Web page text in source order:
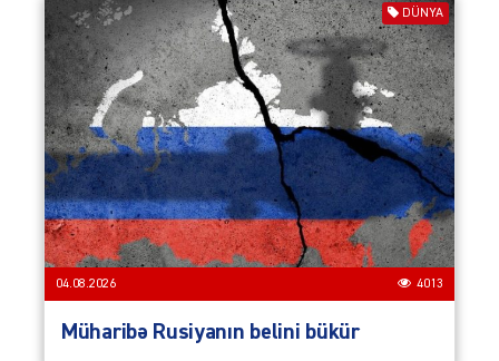
DÜNYA
04.08.2026 4013
Müharibə Rusiyanın belini bükür